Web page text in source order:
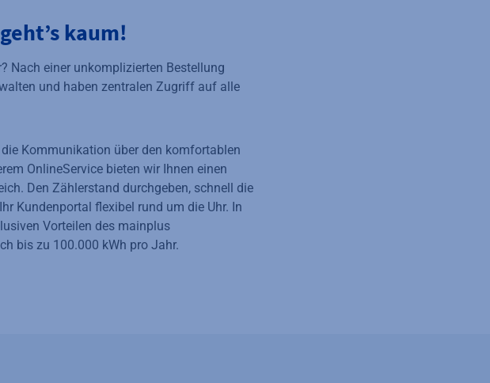
kaum!
Nach einer unkomplizierten Bestellung
und haben zentralen Zugriff auf alle
Kommunikation über den komfortablen
OnlineService bieten wir Ihnen einen
Den Zählerstand durchgeben, schnell die
Kundenportal flexibel rund um die Uhr. In
Vorteilen des mainplus
bis zu 100.000 kWh pro Jahr.